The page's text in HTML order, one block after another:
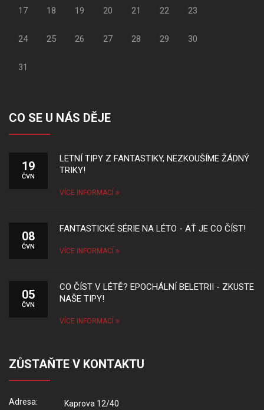
17 18 19 20 21 22 23
24 25 26 27 28 29 30
31
CO SE U NÁS DĚJE
19
ČVN
LETNÍ TIPY Z FANTASTIKY, NEZKOUŠÍME ŽÁDNÝ
TRIKY!
VÍCE INFORMACÍ
08
ČVN
FANTASTICKÉ SÉRIE NA LÉTO - AŤ JE CO ČÍST!
VÍCE INFORMACÍ
05
ČVN
CO ČÍST V LÉTĚ? EPOCHÁLNÍ BELETRII - ZKUSTE
NAŠE TIPY!
VÍCE INFORMACÍ
ZŮSTAŇTE V KONTAKTU
Adresa:
Kaprova 12/40